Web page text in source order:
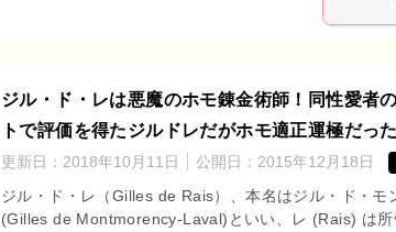
ジル・ド・レは悪魔のホモ錬金術師！同性愛者
トで評価を得たジルドレだがホモ適正運極だった
更新日： 2018年10月11日 公開日： 2015年12月18日
ジル・ド・レ（Gilles de Rais）、本名はジル・ド・モ
(Gilles de Montmorency-Laval)といい、レ (Rais) は所